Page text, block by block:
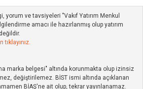
yorum ve tavsiyeleri "Vakıf Yatırım Menkul
amacı ile hazırlanmış olup yatırım
tıklayınız.
marka belgesi" altında korunmakta olup izinsiz
değiştirilemez. BİST ismi altında açıklanan
BİAŞ'ne ait olup, tekrar yayınlanamaz.